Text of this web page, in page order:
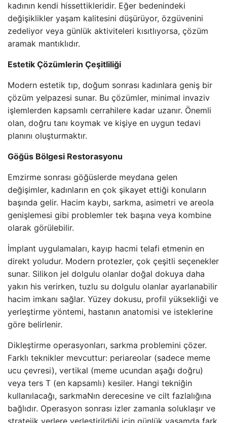
kadının kendi hissettikleridir. Eğer bedenindeki
değişiklikler yaşam kalitesini düşürüyor, özgüvenini
zedeliyor veya günlük aktiviteleri kısıtlıyorsa, çözüm
aramak mantıklıdır.
Estetik Çözümlerin Çeşitliliği
Modern estetik tıp, doğum sonrası kadınlara geniş bir
çözüm yelpazesi sunar. Bu çözümler, minimal invaziv
işlemlerden kapsamlı cerrahilere kadar uzanır. Önemli
olan, doğru tanı koymak ve kişiye en uygun tedavi
planını oluşturmaktır.
Göğüs Bölgesi Restorasyonu
Emzirme sonrası göğüslerde meydana gelen
değişimler, kadınların en çok şikayet ettiği konuların
başında gelir. Hacim kaybı, sarkma, asimetri ve areola
genişlemesi gibi problemler tek başına veya kombine
olarak görülebilir.
İmplant uygulamaları, kayıp hacmi telafi etmenin en
direkt yoludur. Modern protezler, çok çeşitli seçenekler
sunar. Silikon jel dolgulu olanlar doğal dokuya daha
yakın his verirken, tuzlu su dolgulu olanlar ayarlanabilir
hacim imkanı sağlar. Yüzey dokusu, profil yüksekliği ve
yerleştirme yöntemi, hastanın anatomisi ve isteklerine
göre belirlenir.
Dikleştirme operasyonları, sarkma problemini çözer.
Farklı teknikler mevcuttur: periareolar (sadece meme
ucu çevresi), vertikal (meme ucundan aşağı doğru)
veya ters T (en kapsamlı) kesiler. Hangi tekniğin
kullanılacağı, sarkmaNın derecesine ve cilt fazlalığına
bağlıdır. Operasyon sonrası izler zamanla soluklaşır ve
stratejik yerlere yerleştirildiği için günlük yaşamda fark